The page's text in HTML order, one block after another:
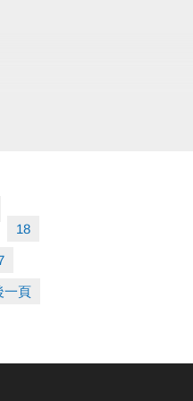
18
一頁